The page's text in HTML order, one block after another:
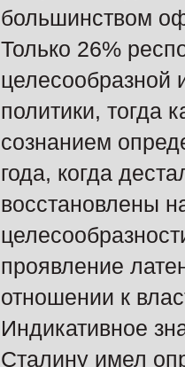
большинством
Только 26%
целесообразной
политики, тогда
сознанием
года, когда
восстановлены
проявление
отношении к
Индикативное
Сталину имел